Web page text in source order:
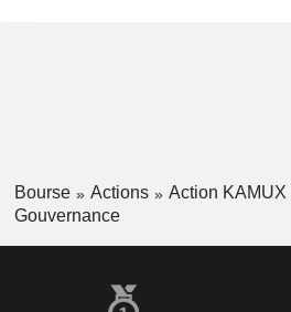
Bourse Actions Action KAMUX
Gouvernance